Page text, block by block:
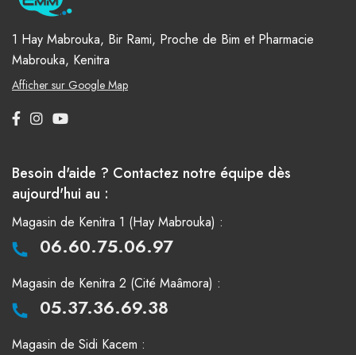
1 Hay Mabrouka, Bir Rami, Proche de Bim et Pharmacie
Mabrouka, Kenitra
Afficher sur Google Map
Besoin d'aide ? Contactez notre équipe dès
aujourd'hui au :
Magasin de Kenitra 1 (Hay Mabrouka) :
06.60.75.06.97
Magasin de Kenitra 2 (Cité Maâmora) :
05.37.36.69.38
Magasin de Sidi Kacem :